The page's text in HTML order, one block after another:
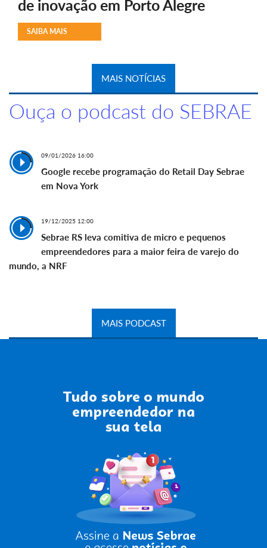
de inovação em Porto Alegre
SAIBA MAIS
MAIS NOTÍCIAS
Ouça o podcast do SEBRAE
09/01/2026 16:00
Google recebe programação do Retail Day Sebrae
em Nova York
19/12/2025 12:00
Sebrae RS leva comitiva de micro e pequenos
empreendedores para a maior feira de varejo do
mundo, a NRF
MAIS PODCAST